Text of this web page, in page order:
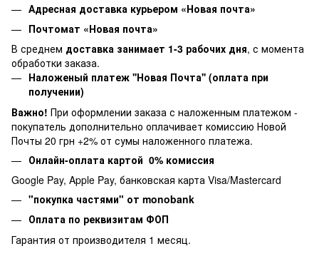
Адресная доставка курьером «Новая почта»
Почтомат «Новая почта»
В среднем доставка занимает 1-3 рабочих дня, с момента
обработки заказа.
Наложеный платеж ''Новая Почта'' (оплата при
получении)
Важно! При оформлении заказа с наложенным платежом -
покупатель дополнительно оплачивает комиссию Новой
Почты 20 грн +2% от сумы наложенного платежа.
Онлайн-оплата картой 0% комиссия
Google Pay, Apple Pay, банковская карта Visa/Mastercard
"покупка частями" от monobank
Оплата по реквизитам ФОП
Гарантия от производителя 1 месяц.